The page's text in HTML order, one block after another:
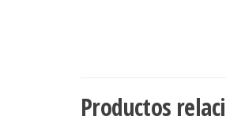
Productos